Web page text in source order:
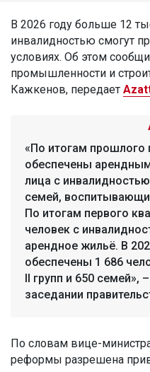
В 2026 году больше 12
инвалидностью смогут
условиях. Об этом
промышленности и
Кажкенов, передает
«По итогам прошлого
обеспечены
лица с
семей,
По итогам первого
человек с
арендное жильё. В
обеспечены 1 686
II групп и 650
заседании
По словам вице-
реформы разрешена